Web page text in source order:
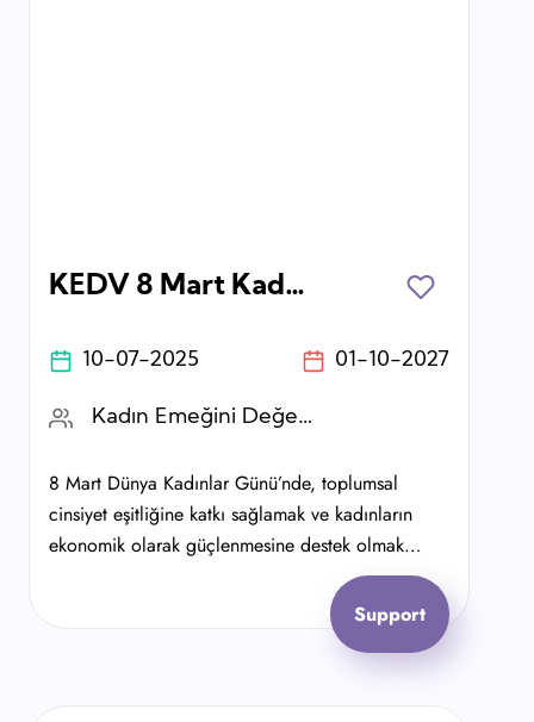
KEDV 8 Mart Kadınlar Günü Sertifikası
10-07-2025 01-10-2027
Kadın Emeğini Değerlendirme Vakfı
8 Mart Dünya Kadınlar Günü’nde, toplumsal
cinsiyet eşitliğine katkı sağlamak ve kadınların
ekonomik olarak güçlenmesine destek olmak
amacıyla Kadın Emeğini Değerlendirme Vakfı’na
Support